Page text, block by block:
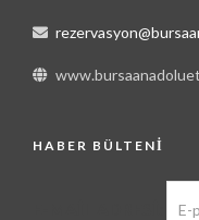
HABER BÜLTENI